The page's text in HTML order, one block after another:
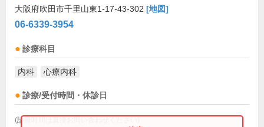
大阪府吹田市千里山東1-17-43-302 [地図]
06-6339-3954
診療科目
内科 心療内科
診療/受付時間・休診日
(診療時間は直接お問い合わせください)